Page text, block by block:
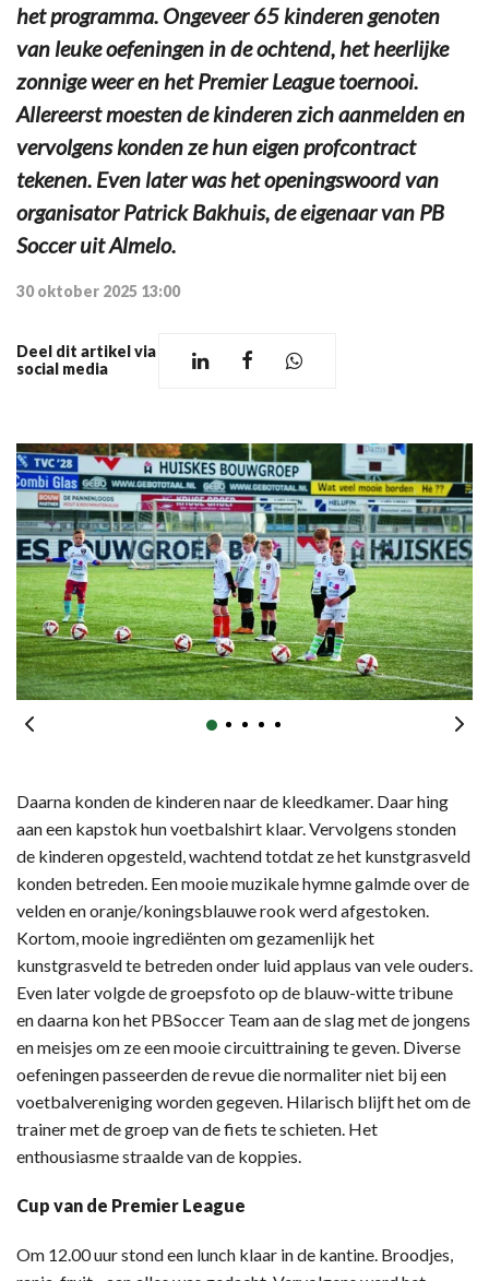
het programma. Ongeveer 65 kinderen genoten
van leuke oefeningen in de ochtend, het heerlijke
zonnige weer en het Premier League toernooi.
Allereerst moesten de kinderen zich aanmelden en
vervolgens konden ze hun eigen profcontract
tekenen. Even later was het openingswoord van
organisator Patrick Bakhuis, de eigenaar van PB
Soccer uit Almelo.
30 oktober 2025 13:00
Deel dit artikel via
social media
Daarna konden de kinderen naar de kleedkamer. Daar hing
aan een kapstok hun voetbalshirt klaar. Vervolgens stonden
de kinderen opgesteld, wachtend totdat ze het kunstgrasveld
konden betreden. Een mooie muzikale hymne galmde over de
velden en oranje/koningsblauwe rook werd afgestoken.
Kortom, mooie ingrediënten om gezamenlijk het
kunstgrasveld te betreden onder luid applaus van vele ouders.
Even later volgde de groepsfoto op de blauw-witte tribune
en daarna kon het PBSoccer Team aan de slag met de jongens
en meisjes om ze een mooie circuittraining te geven. Diverse
oefeningen passeerden de revue die normaliter niet bij een
voetbalvereniging worden gegeven. Hilarisch blijft het om de
trainer met de groep van de fiets te schieten. Het
enthousiasme straalde van de koppies.
Cup van de Premier League
Om 12.00 uur stond een lunch klaar in de kantine. Broodjes,